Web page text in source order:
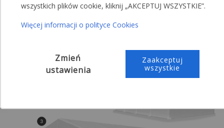
wszystkich plików cookie, kliknij „AKCEPTUJ WSZYSTKIE”.
Więcej informacji o polityce Cookies
Zmień
ustawienia
Zaakceptuj
wszystkie